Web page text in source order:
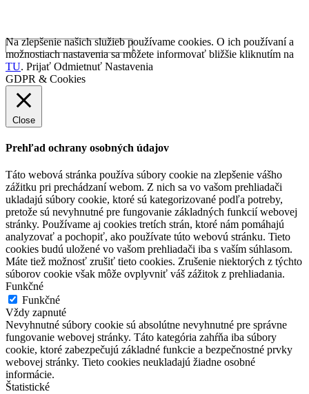
Na zlepšenie našich služieb používame cookies. O ich používaní a
možnostiach nastavenia sa môžete informovať bližšie kliknutím na
TU. Prijať Odmietnuť Nastavenia
GDPR & Cookies
Close
Prehľad ochrany osobných údajov
Táto webová stránka používa súbory cookie na zlepšenie vášho
zážitku pri prechádzaní webom. Z nich sa vo vašom prehliadači
ukladajú súbory cookie, ktoré sú kategorizované podľa potreby,
pretože sú nevyhnutné pre fungovanie základných funkcií webovej
stránky. Používame aj cookies tretích strán, ktoré nám pomáhajú
analyzovať a pochopiť, ako používate túto webovú stránku. Tieto
cookies budú uložené vo vašom prehliadači iba s vaším súhlasom.
Máte tiež možnosť zrušiť tieto cookies. Zrušenie niektorých z týchto
súborov cookie však môže ovplyvniť váš zážitok z prehliadania.
Funkčné
Funkčné
Vždy zapnuté
Nevyhnutné súbory cookie sú absolútne nevyhnutné pre správne
fungovanie webovej stránky. Táto kategória zahŕňa iba súbory
cookie, ktoré zabezpečujú základné funkcie a bezpečnostné prvky
webovej stránky. Tieto cookies neukladajú žiadne osobné
informácie.
Štatistické